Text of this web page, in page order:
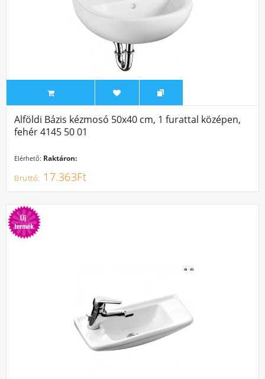
Alföldi Bázis kézmosó 50x40 cm, 1 furattal középen,
fehér 4145 50 01
Elérhető: Raktáron:
17.363Ft